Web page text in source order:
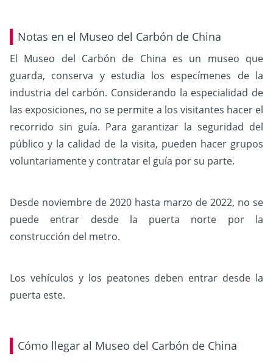
Notas en el Museo del Carbón de China
El Museo del Carbón de China es un museo que
guarda, conserva y estudia los especímenes de la
industria del carbón. Considerando la especialidad de
las exposiciones, no se permite a los visitantes hacer el
recorrido sin guía. Para garantizar la seguridad del
público y la calidad de la visita, pueden hacer grupos
voluntariamente y contratar el guía por su parte.
Desde noviembre de 2020 hasta marzo de 2022, no se
puede entrar desde la puerta norte por la
construcción del metro.
Los vehículos y los peatones deben entrar desde la
puerta este.
Cómo llegar al Museo del Carbón de China